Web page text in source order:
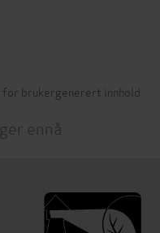
brukergenerert innhold
ennå